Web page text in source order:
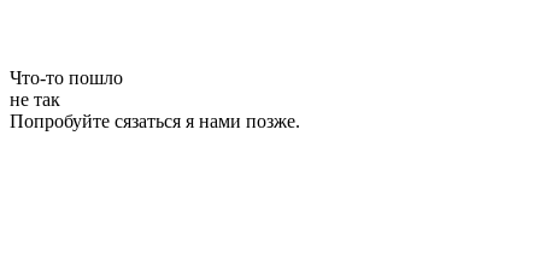
Что-то пошло
не так
Попробуйте сязаться я нами позже.